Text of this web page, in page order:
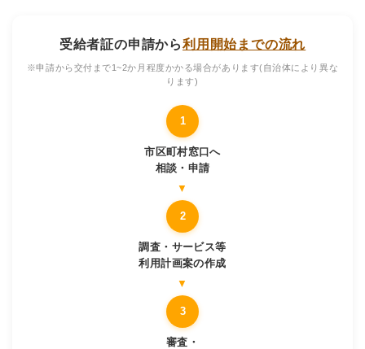
受給者証の申請から利用開始までの流れ
※申請から交付まで1~2か月程度かかる場合があります(自治体により異な
ります)
1
市区町村窓口へ
相談・申請
2
調査・サービス等
利用計画案の作成
3
審査・